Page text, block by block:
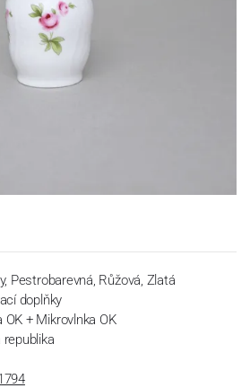
Pestrobarevná, Růžová, Zlatá
doplňky
OK + Mikrovlnka OK
republika